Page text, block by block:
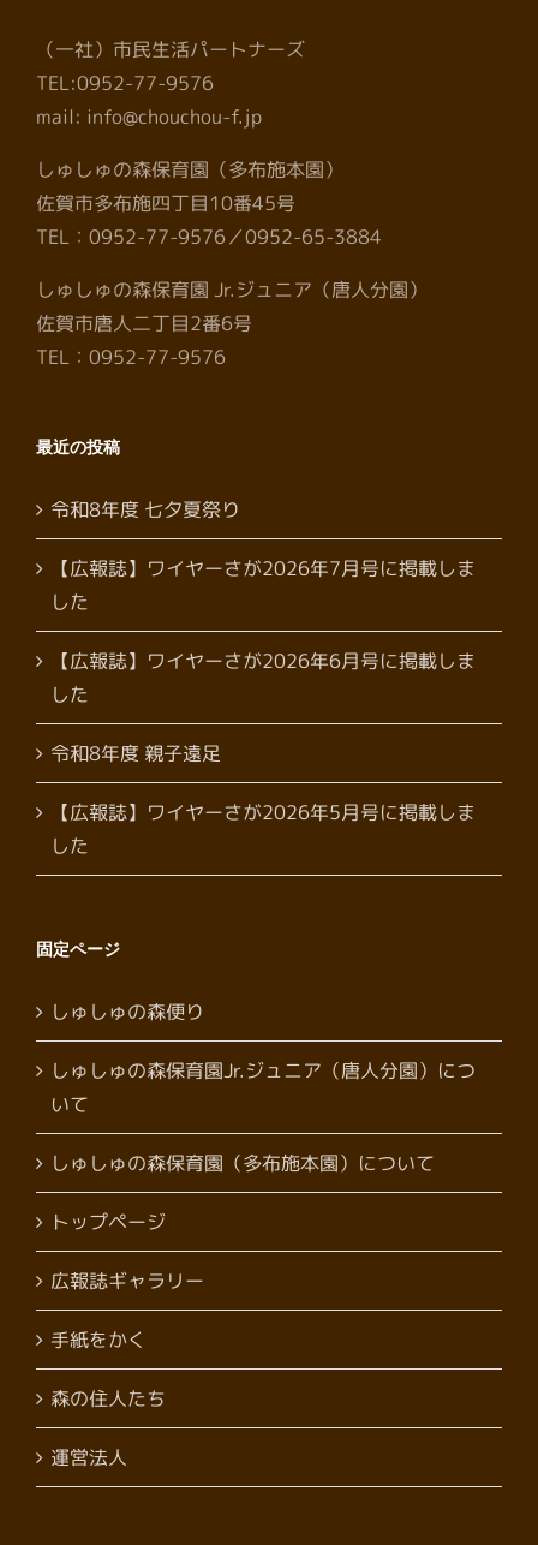
（一社）市民生活パートナーズ
TEL:0952-77-9576
mail: info@chouchou-f.jp
しゅしゅの森保育園（多布施本園）
佐賀市多布施四丁目10番45号
TEL：0952-77-9576／0952-65-3884
しゅしゅの森保育園 Jr.ジュニア（唐人分園）
佐賀市唐人二丁目2番6号
TEL：0952-77-9576
最近の投稿
令和8年度 七夕夏祭り
【広報誌】ワイヤーさが2026年7月号に掲載しま
した
【広報誌】ワイヤーさが2026年6月号に掲載しま
した
令和8年度 親子遠足
【広報誌】ワイヤーさが2026年5月号に掲載しま
した
固定ページ
しゅしゅの森便り
しゅしゅの森保育園Jr.ジュニア（唐人分園）につ
いて
しゅしゅの森保育園（多布施本園）について
トップページ
広報誌ギャラリー
手紙をかく
森の住人たち
運営法人